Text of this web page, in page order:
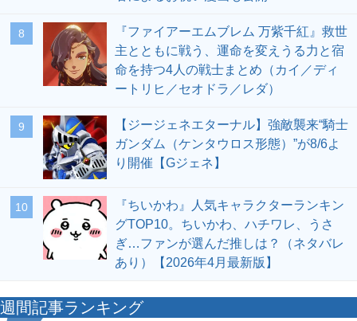
8
『ファイアーエムブレム 万紫千紅』救世
主とともに戦う、運命を変えうる力と宿
命を持つ4人の戦士まとめ（カイ／ディ
ートリヒ／セオドラ／レダ）
9
【ジージェネエターナル】強敵襲来“騎士
ガンダム（ケンタウロス形態）”が8/6よ
り開催【Gジェネ】
10
『ちいかわ』人気キャラクターランキン
グTOP10。ちいかわ、ハチワレ、うさ
ぎ…ファンが選んだ推しは？（ネタバレ
あり）【2026年4月最新版】
週間記事ランキング